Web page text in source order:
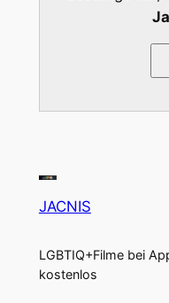
JACNIS
LGBTIQ+Filme bei
kostenlos